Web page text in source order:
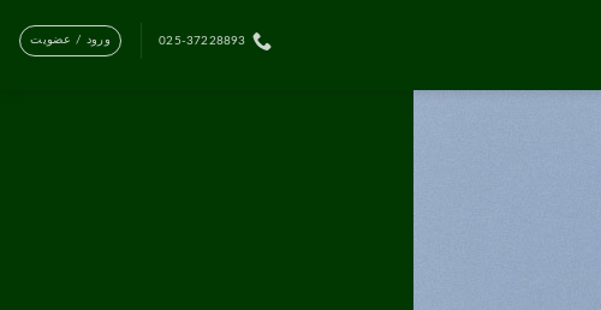
025-37228893 ورود / عضویت